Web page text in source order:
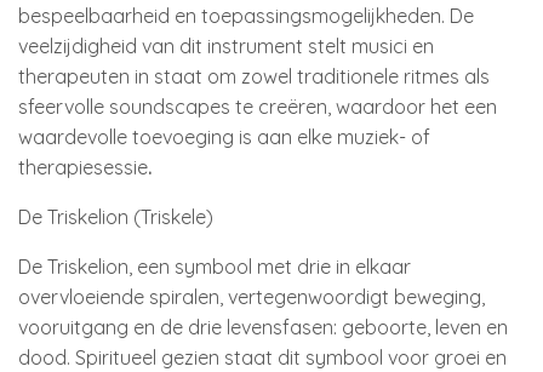
bespeelbaarheid en toepassingsmogelijkheden. De
veelzijdigheid van dit instrument stelt musici en
therapeuten in staat om zowel traditionele ritmes als
sfeervolle soundscapes te creëren, waardoor het een
waardevolle toevoeging is aan elke muziek- of
therapiesessie.
De Triskelion (Triskele)
De Triskelion, een symbool met drie in elkaar
overvloeiende spiralen, vertegenwoordigt beweging,
vooruitgang en de drie levensfasen: geboorte, leven en
dood. Spiritueel gezien staat dit symbool voor groei en